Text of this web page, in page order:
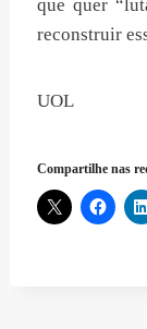
que quer
reconstruir
UOL
Compartilhe nas